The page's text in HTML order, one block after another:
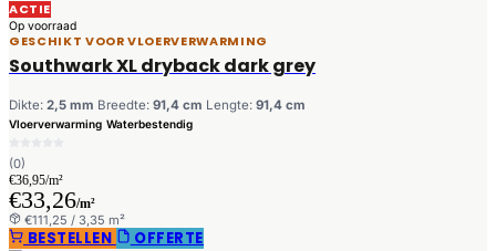
ACTIE
Op voorraad
GESCHIKT VOOR VLOERVERWARMING
Southwark XL dryback dark grey
Dikte: 2,5 mm Breedte: 91,4 cm Lengte: 91,4 cm
Vloerverwarming Waterbestendig
(0)
€36,95/m²
€33,26/m²
€111,25 / 3,35 m²
BESTELLEN OFFERTE